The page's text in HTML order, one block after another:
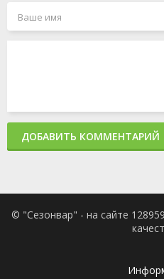
ДОБАВИТЬ КОММЕНТАРИЙ
© "Сезонвар" - на сайте